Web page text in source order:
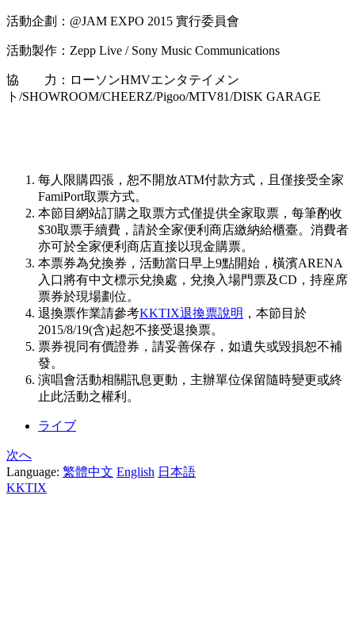
活動企劃：@JAM EXPO 2015 實行委員會
活動製作：Zepp Live / Sony Music Communications
協 力：ローソンHMVエンタテイメン
ト/SHOWROOM/CHEERZ/Pigoo/MTV81/DISK GARAGE
每人限購四張，恕不開放ATM付款方式，且僅接受全家
FamiPort取票方式。
本節目網站訂購之取票方式僅提供全家取票，每筆酌收
$30取票手續費，請於全家便利商店繳納給櫃臺。消費者
亦可於全家便利商店直接以現金購票。
本票券為兌換券，活動當日早上9點開始，橫濱ARENA
入口將有中文標示兌換處，兌換入場門票及CD，持座席
票券於現場劃位。
退換票作業請參考KKTIX退換票說明 ，本節目於
2015/8/19(含)起恕不接受退換票。
票券視同有價證券，請妥善保存，如遺失或毀損恕不補
發。
演唱會活動相關訊息更動，主辦單位保留隨時變更或終
止此活動之權利。
ライブ
次へ
Language: 繁體中文 English 日本語
KKTIX